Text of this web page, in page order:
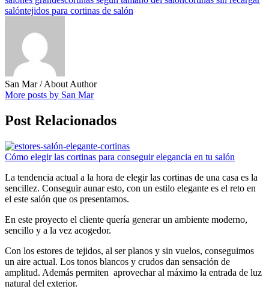
salóntejidos para cortinas de salón
San Mar/ About Author
More posts by San Mar
Post Relacionados
Cómo elegir las cortinas para conseguir elegancia en tu salón
La tendencia actual a la hora de elegir las cortinas de una casa es la
sencillez. Conseguir aunar esto, con un estilo elegante es el reto en
el este salón que os presentamos.
En este proyecto el cliente quería generar un ambiente moderno,
sencillo y a la vez acogedor.
Con los estores de tejidos, al ser planos y sin vuelos, conseguimos
un aire actual. Los tonos blancos y crudos dan sensación de
amplitud. Además permiten aprovechar al máximo la entrada de luz
natural del exterior.